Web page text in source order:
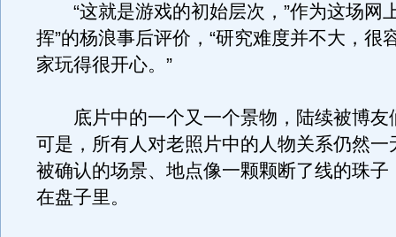
“这就是游戏的初始层次，”作为这场网
挥”的杨浪事后评价，“研究难度并不大，很
家玩得很开心。”
底片中的一个又一个景物，陆续被博友
可是，所有人对老照片中的人物关系仍然一
被确认的场景、地点像一颗颗断了线的珠子
在盘子里。